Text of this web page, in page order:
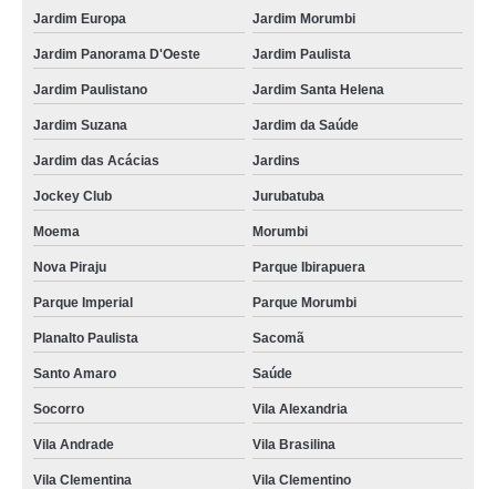
Jardim Europa Jardim Morumbi
Jardim Panorama D'Oeste Jardim Paulista
Jardim Paulistano Jardim Santa Helena
Jardim Suzana Jardim da Saúde
Jardim das Acácias Jardins
Jockey Club Jurubatuba
Moema Morumbi
Nova Piraju Parque Ibirapuera
Parque Imperial Parque Morumbi
Planalto Paulista Sacomã
Santo Amaro Saúde
Socorro Vila Alexandria
Vila Andrade Vila Brasilina
Vila Clementina Vila Clementino